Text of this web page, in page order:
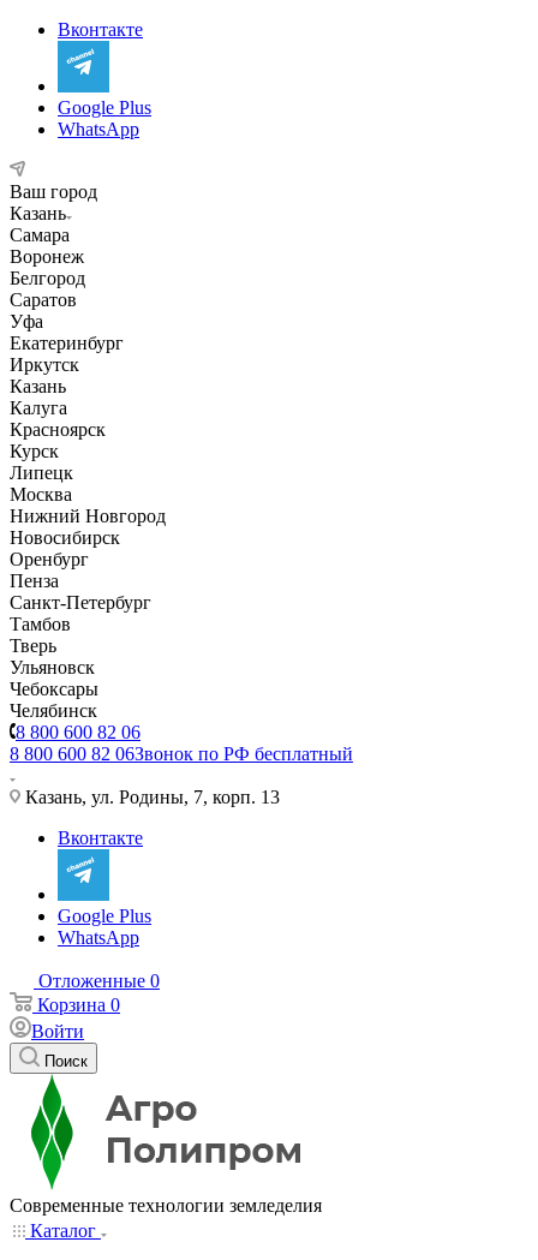
Вконтакте
Google Plus
WhatsApp
Ваш город
Казань
Самара
Воронеж
Белгород
Саратов
Уфа
Екатеринбург
Иркутск
Казань
Калуга
Красноярск
Курск
Липецк
Москва
Нижний Новгород
Новосибирск
Оренбург
Пенза
Санкт-Петербург
Тамбов
Тверь
Ульяновск
Чебоксары
Челябинск
8 800 600 82 06
8 800 600 82 06Звонок по РФ бесплатный
Казань, ул. Родины, 7, корп. 13
Вконтакте
Google Plus
WhatsApp
Отложенные 0
Корзина 0
Войти
Поиск
Современные технологии земледелия
Каталог